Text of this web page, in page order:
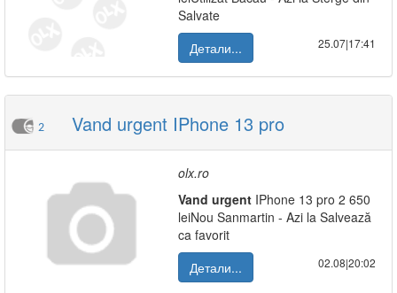
Salvate
Детали...
25.07|17:41
2 Vand urgent IPhone 13 pro
olx.ro
Vand urgent IPhone 13 pro 2 650
leiNou Sanmartin - Azi la Salvează
ca favorit
Детали...
02.08|20:02